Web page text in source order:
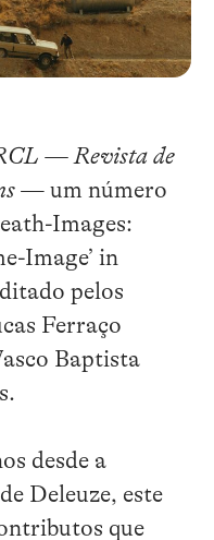
— Revista de
— um número
Images:
Image’ in
pelos
Ferraço
Baptista
desde a
Deleuze, este
que